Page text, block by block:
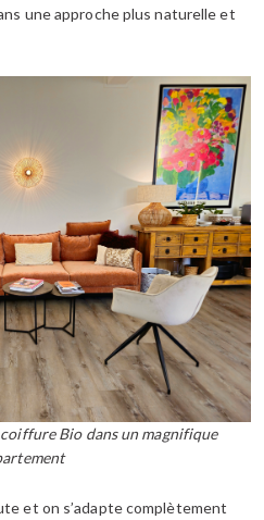
une approche plus naturelle et
coiffure Bio dans un magnifique
et on s’adapte complètement